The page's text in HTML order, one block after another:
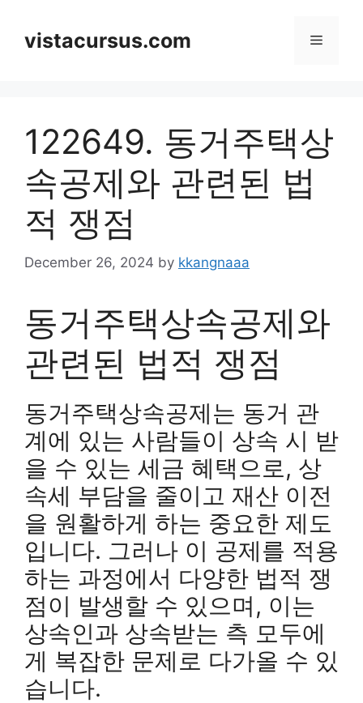
contentvistacursus.com Menu
122649. 동거주택상
속공제와 관련된 법
적 쟁점
December 26, 2024 by kkangnaaa
동거주택상속공제와
관련된 법적 쟁점
동거주택상속공제는 동거 관
계에 있는 사람들이 상속 시 받
을 수 있는 세금 혜택으로, 상
속세 부담을 줄이고 재산 이전
을 원활하게 하는 중요한 제도
입니다. 그러나 이 공제를 적용
하는 과정에서 다양한 법적 쟁
점이 발생할 수 있으며, 이는
상속인과 상속받는 측 모두에
게 복잡한 문제로 다가올 수 있
습니다.